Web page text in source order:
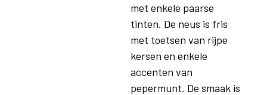
met enkele paarse
tinten. De neus is fris
met toetsen van rijpe
kersen en enkele
accenten van
pepermunt. De smaak is